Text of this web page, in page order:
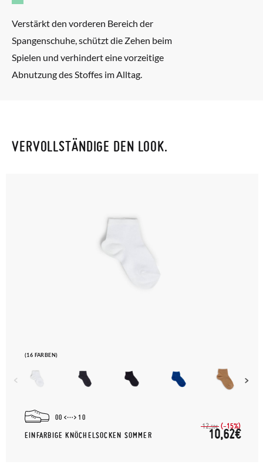
Verstärkt den vorderen Bereich der
Spangenschuhe, schützt die Zehen beim
Spielen und verhindert eine vorzeitige
Abnutzung des Stoffes im Alltag.
VERVOLLSTÄNDIGE DEN LOOK.
(16 FARBEN)
00 10
EINFARBIGE KNÖCHELSOCKEN SOMMER
12,50€ (-15%)
10,62€